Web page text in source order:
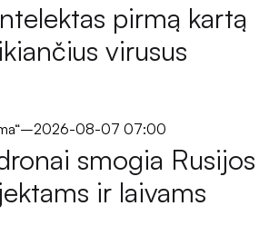
pirmą kartą
virusus
–2026-08-07 07:00
smogia Rusijos
ir laivams